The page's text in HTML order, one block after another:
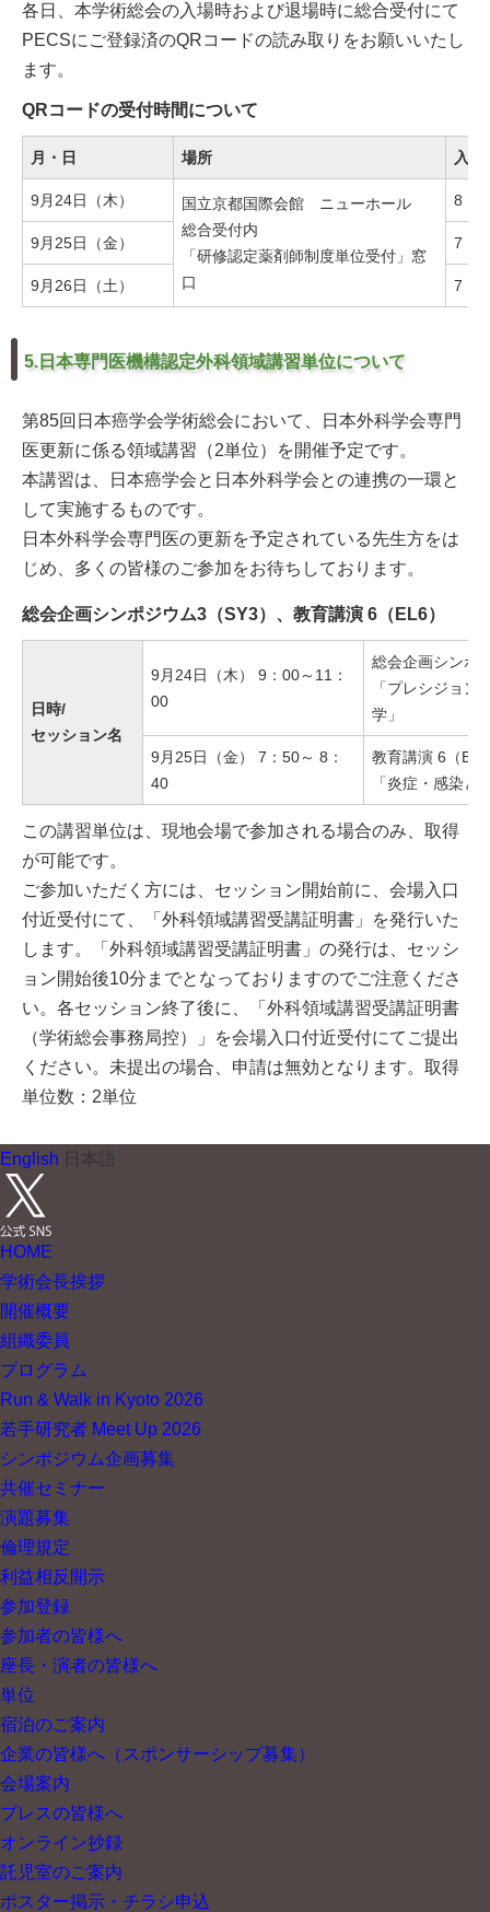
各日、本学術総会の入場時および退場時に総合受付にて
PECSにご登録済のQRコードの読み取りをお願いいたし
ます。
QRコードの受付時間について
月・日 場所 入
9月24日（木）
国立京都国際会館 ニューホール
総合受付内
「研修認定薬剤師制度単位受付」窓
口
8：
9月25日（金） 7：
9月26日（土） 7：
5.日本専門医機構認定外科領域講習単位について
第85回日本癌学会学術総会において、日本外科学会専門
医更新に係る領域講習（2単位）を開催予定です。
本講習は、日本癌学会と日本外科学会との連携の一環と
して実施するものです。
日本外科学会専門医の更新を予定されている先生方をは
じめ、多くの皆様のご参加をお待ちしております。
総会企画シンポジウム3（SY3）、教育講演 6（EL6）
日時/
セッション名
9月24日（木） 9：00～11：
00
総会企画シンポ
「プレシジョ
学」
9月25日（金） 7：50～ 8：
40
教育講演 6（
「炎症・感染と
この講習単位は、現地会場で参加される場合のみ、取得
が可能です。
ご参加いただく方には、セッション開始前に、会場入口
付近受付にて、「外科領域講習受講証明書」を発行いた
します。「外科領域講習受講証明書」の発行は、セッシ
ョン開始後10分までとなっておりますのでご注意くださ
い。各セッション終了後に、「外科領域講習受講証明書
（学術総会事務局控）」を会場入口付近受付にてご提出
ください。未提出の場合、申請は無効となります。取得
単位数：2単位
English 日本語
HOME
学術会長挨拶
開催概要
組織委員
プログラム
Run & Walk in Kyoto 2026
若手研究者 Meet Up 2026
シンポジウム企画募集
共催セミナー
演題募集
倫理規定
利益相反開示
参加登録
参加者の皆様へ
座長・演者の皆様へ
単位
宿泊のご案内
企業の皆様へ （スポンサーシップ募集）
会場案内
プレスの皆様へ
オンライン抄録
託児室のご案内
ポスター掲示・チラシ申込